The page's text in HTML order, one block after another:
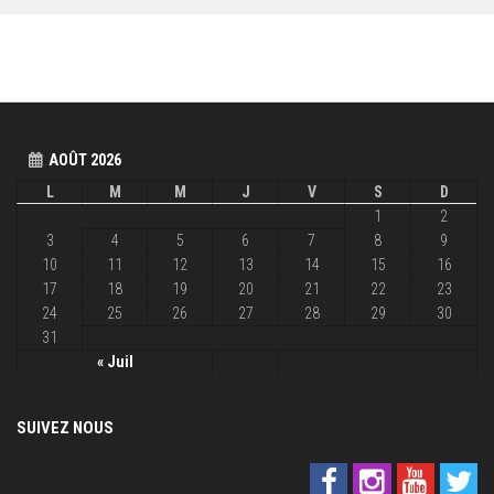
AOÛT 2026
L
M M J V S D
« Juil
1
2
3
4 5 6 7 8
9
10
11 12 13 14 15
16
17
18 19 20 21 22
23
24
25 26 27 28 29
30
31
SUIVEZ NOUS